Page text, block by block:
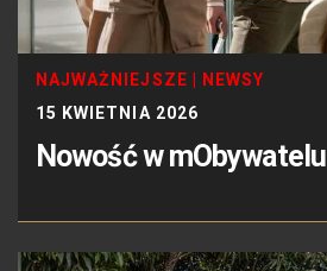
NAJWAŻNIEJSZE
NEWSY
15 KWIETNIA 2026
Nowość w mObywatelu